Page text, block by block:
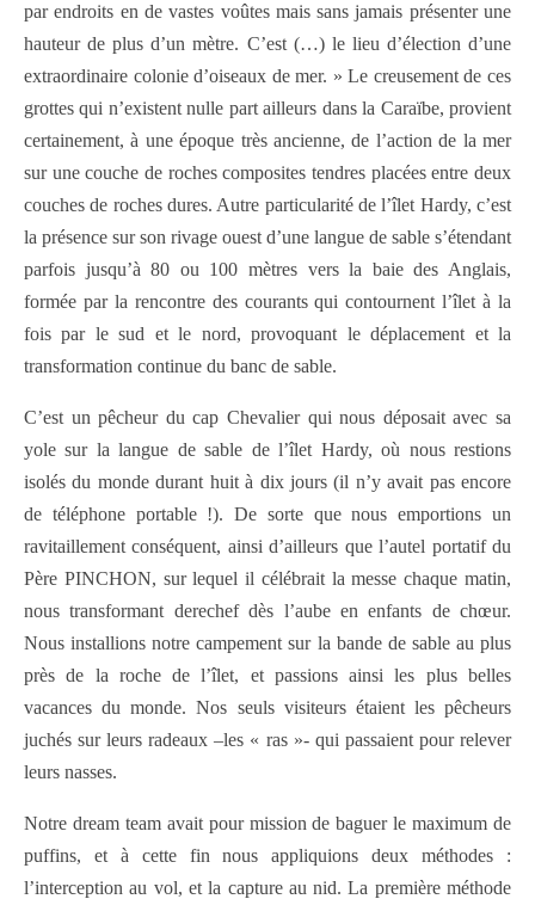
par endroits en de vastes voûtes mais sans jamais présenter une
hauteur de plus d’un mètre. C’est (…) le lieu d’élection d’une
extraordinaire colonie d’oiseaux de mer. » Le creusement de ces
grottes qui n’existent nulle part ailleurs dans la Caraïbe, provient
certainement, à une époque très ancienne, de l’action de la mer
sur une couche de roches composites tendres placées entre deux
couches de roches dures. Autre particularité de l’îlet Hardy, c’est
la présence sur son rivage ouest d’une langue de sable s’étendant
parfois jusqu’à 80 ou 100 mètres vers la baie des Anglais,
formée par la rencontre des courants qui contournent l’îlet à la
fois par le sud et le nord, provoquant le déplacement et la
transformation continue du banc de sable.
C’est un pêcheur du cap Chevalier qui nous déposait avec sa
yole sur la langue de sable de l’îlet Hardy, où nous restions
isolés du monde durant huit à dix jours (il n’y avait pas encore
de téléphone portable !). De sorte que nous emportions un
ravitaillement conséquent, ainsi d’ailleurs que l’autel portatif du
Père PINCHON, sur lequel il célébrait la messe chaque matin,
nous transformant derechef dès l’aube en enfants de chœur.
Nous installions notre campement sur la bande de sable au plus
près de la roche de l’îlet, et passions ainsi les plus belles
vacances du monde. Nos seuls visiteurs étaient les pêcheurs
juchés sur leurs radeaux –les « ras »- qui passaient pour relever
leurs nasses.
Notre dream team avait pour mission de baguer le maximum de
puffins, et à cette fin nous appliquions deux méthodes :
l’interception au vol, et la capture au nid. La première méthode